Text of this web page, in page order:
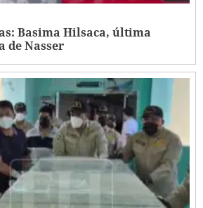
Basima Hilsaca, última
de Nasser